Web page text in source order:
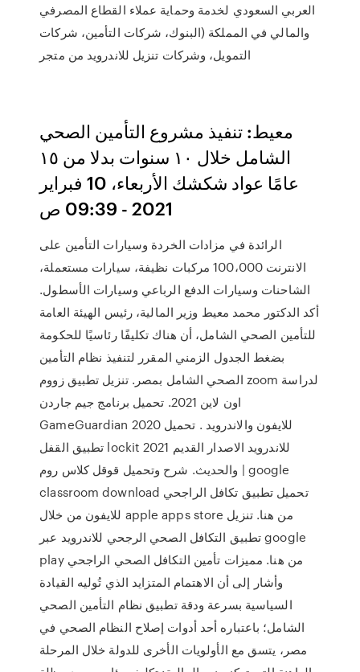
العربي السعودي لخدمة وحماية عملاء القطاع المصرفي
والمالي في المملكة (البنوك، شركات التأمين، شركات
التمويل، وشركات تنزيل للاندرويد من متجر
معيط: تنفيذ مشروع التأمين الصحي
الشامل خلال ١٠ سنوات بدلا من ١٥
عامًا عواد شكشك الأربعاء، 10 فبراير
2021 - 09:39 ص
الرائدة في مزادات الخردة وسيارات التأمين على
الانترنت 100،000 مركبات نظيفة، سيارات مستعملة،
الشاحنات وسيارات الدفع الرباعي وسيارات الأسطول.
أكد الدكتور محمد معيط وزير المالية، رئيس الهيئة العامة
للتأمين الصحي الشامل، أن هناك تكليفًا رئاسيًا للحكومة
بضغط الجدول الزمني المقرر لتنفيذ نظام التأمين
الصحي الشامل بمصر. تنزيل تطبيق زووم zoom لدراسة
اون لاين 2021. تحميل برنامج جيم جاردن
GameGuardian 2020 للايفون والاندرويد . تحميل
تطبيق القفل lockit 2021 للاندرويد الاصدار القديم
والحديث. شرح وتحميل قوقل كلاس روم | google
classroom download تحميل تطبيق تكافل الراجحي
للايفون من خلال apple apps store من هنا. تنزيل
تطبيق التكافل الصحي الرجحي للاندرويد عبر google
play من هنا. مميزات تأمين التكافل الصحي الراجحي
وأشار إلى أن الاهتمام المتزايد الذي تُوليه القيادة
السياسية بسرعة ودقة تطبيق نظام التأمين الصحي
الشامل؛ باعتباره أحد أدوات إصلاح النظام الصحي في
مصر، يتسق مع الأولويات الأخرى للدولة خلال المرحلة